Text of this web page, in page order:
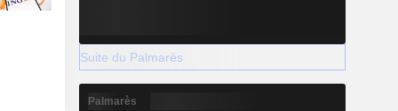
Suite du Palmarès
Palmarès